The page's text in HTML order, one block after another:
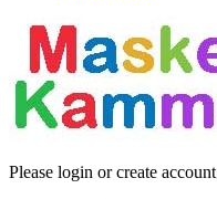
Please login or create account